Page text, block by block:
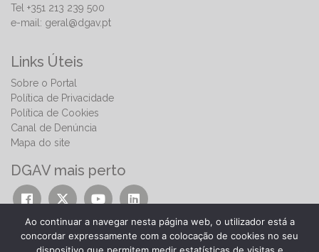
Tel +351 213 239 500
e-mail: geral@dgav.pt
Links Úteis
Sobre o Portal
Política de Privacidade
Política de Cookies
Canal de Denúncia
Mapa do site
DGAV mais perto
Ao continuar a navegar nesta página web, o utilizador está a
concordar expressamente com a colocação de cookies no seu